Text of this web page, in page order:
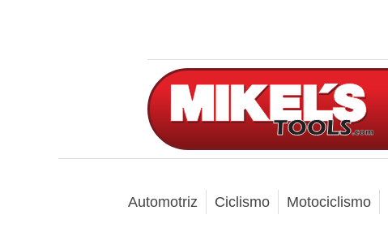
Automotriz Ciclismo Motociclismo